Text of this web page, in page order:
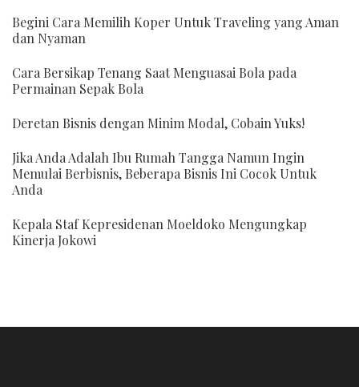
Begini Cara Memilih Koper Untuk Traveling yang Aman
dan Nyaman
Cara Bersikap Tenang Saat Menguasai Bola pada
Permainan Sepak Bola
Deretan Bisnis dengan Minim Modal, Cobain Yuks!
Jika Anda Adalah Ibu Rumah Tangga Namun Ingin
Memulai Berbisnis, Beberapa Bisnis Ini Cocok Untuk
Anda
Kepala Staf Kepresidenan Moeldoko Mengungkap
Kinerja Jokowi